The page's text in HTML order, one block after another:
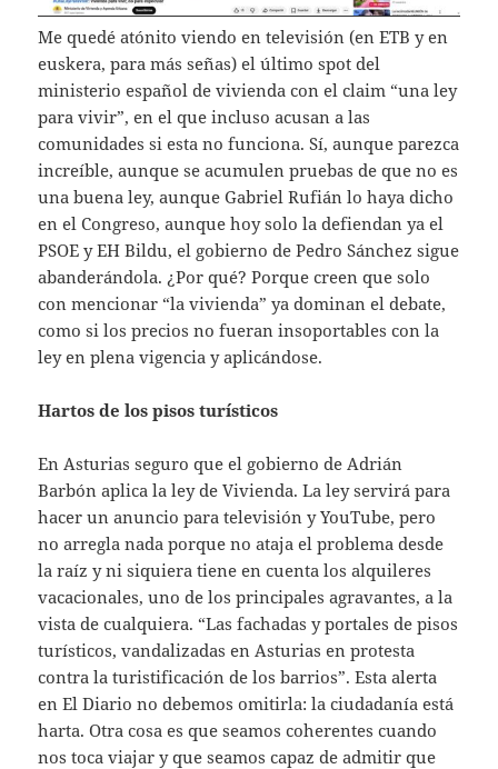
Me quedé atónito viendo en televisión (en ETB y en
euskera, para más señas) el último spot del
ministerio español de vivienda con el claim “una ley
para vivir”, en el que incluso acusan a las
comunidades si esta no funciona. Sí, aunque parezca
increíble, aunque se acumulen pruebas de que no es
una buena ley, aunque Gabriel Rufián lo haya dicho
en el Congreso, aunque hoy solo la defiendan ya el
PSOE y EH Bildu, el gobierno de Pedro Sánchez sigue
abanderándola. ¿Por qué? Porque creen que solo
con mencionar “la vivienda” ya dominan el debate,
como si los precios no fueran insoportables con la
ley en plena vigencia y aplicándose.
Hartos de los pisos turísticos
En Asturias seguro que el gobierno de Adrián
Barbón aplica la ley de Vivienda. La ley servirá para
hacer un anuncio para televisión y YouTube, pero
no arregla nada porque no ataja el problema desde
la raíz y ni siquiera tiene en cuenta los alquileres
vacacionales, uno de los principales agravantes, a la
vista de cualquiera. “Las fachadas y portales de pisos
turísticos, vandalizadas en Asturias en protesta
contra la turistificación de los barrios”. Esta alerta
en El Diario no debemos omitirla: la ciudadanía está
harta. Otra cosa es que seamos coherentes cuando
nos toca viajar y que seamos capaz de admitir que